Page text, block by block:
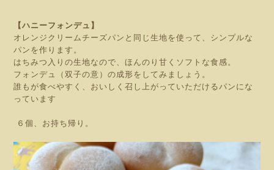
【ハニーフォンデュ】
オレンジクリームチーズパンと同じ生地を使って、シンプルな
パンを作ります。
はちみつ入りの生地なので、ほんのり甘くソフトな食感。
フォンデュ（双子の意）の成形をしてみましょう。
誰もが食べやすく、おいしく召し上がっていただけるパンにな
っています
６ 個、お持ち帰り。